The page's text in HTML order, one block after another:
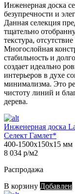
Инженерная доска
безупречности и
Данная селекция
тщательно
текстура,
Многослойная
стабильность и
создает идеально
интерьеров в духе
минимализма. Это
чистоту линий и
дерева.
Инженерная доска
Селект Гамлет*
400-1500х150х15 мм
8 034 р/м2
Распродажа
В корзину Добавлен